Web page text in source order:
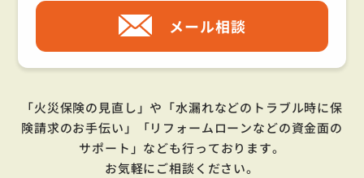
メール相談
「火災保険の見直し」や「水漏れなどのトラブル時に保
険請求のお手伝い」「リフォームローンなどの資金面の
サポート」 なども行っております。
お気軽にご相談ください。